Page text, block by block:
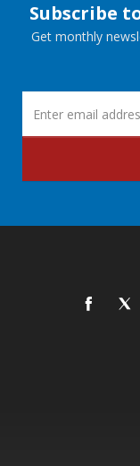
Subscribe
Get monthly